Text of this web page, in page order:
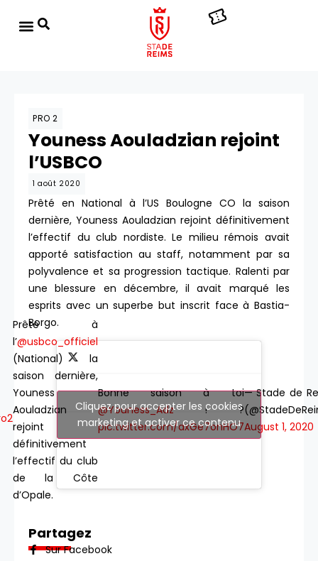
PRO 2
Youness Aouladzian rejoint
l’USBCO
1 août 2020
Prêté en National à l’US Boulogne CO la saison
dernière, Youness Aouladzian rejoint définitivement
l’effectif du club nordiste. Le milieu rémois avait
apporté satisfaction au staff, notamment par sa
polyvalence et sa progression tactique. Ralenti par
une blessure en décembre, il avait marqué les
esprits avec un superbe but inscrit face à Bastia-
Borgo.
Prêté à
l’@usbco_officiel
(National) la
saison dernière,
Youness
Aouladzian
rejoint
définitivement
l’effectif du club
de la Côte
d’Opale.
Bonne saison à toi
@Youness_Adz! ?
pic.twitter.com/dxGe7onHO7
— Stade de
August 1, 2020
Cliquez pour accepter les cookies
marketing et activer ce contenu
Partagez
Sur Facebook